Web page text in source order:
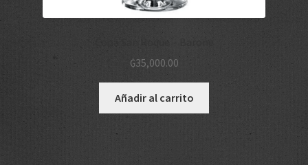
Copa San Roque – Barone
₲35,000.00
Añadir al carrito